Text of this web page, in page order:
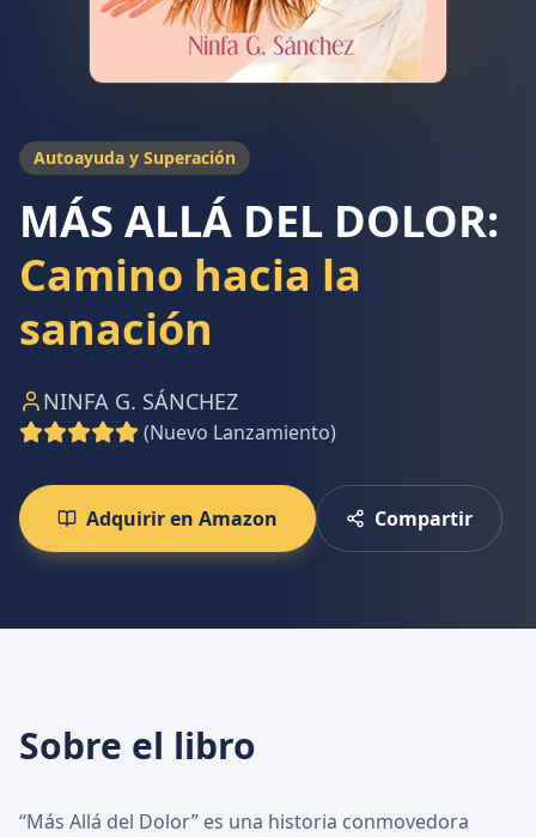
Autoayuda y Superación
MÁS ALLÁ DEL DOLOR:
Camino hacia la
sanación
NINFA G. SÁNCHEZ
(Nuevo Lanzamiento)
Adquirir en Amazon Compartir
Sobre el libro
“Más Allá del Dolor” es una historia conmovedora